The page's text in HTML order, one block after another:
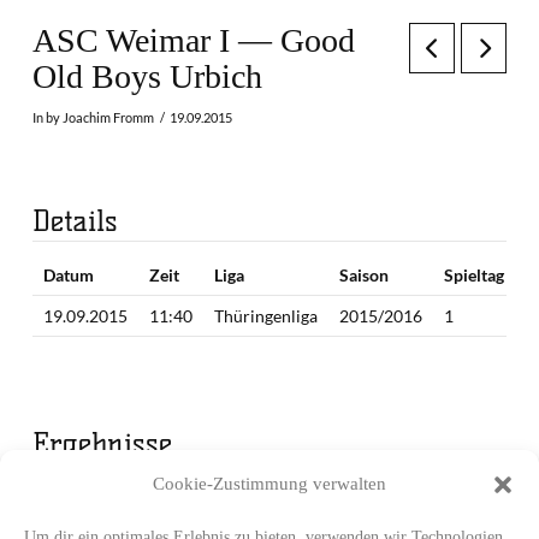
Cookie-Zustimmung verwalten
ASC Weimar I — Good
Old Boys Urbich
In by Joachim Fromm 19.09.2015
Details
Datum Zeit Liga Saison
Spieltag
19.09.2015
11:40 Thüringenliga 2015/2016 1
Ergebnisse